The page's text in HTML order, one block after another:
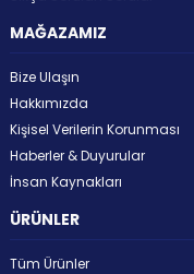
MAĞAZAMIZ
Bize Ulaşın
Hakkımızda
Kişisel Verilerin Korunması
Haberler & Duyurular
İnsan Kaynakları
ÜRÜNLER
Tüm Ürünler